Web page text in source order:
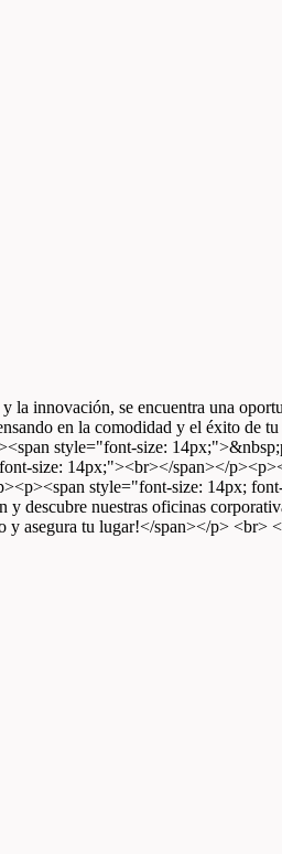
innovación, se encuentra una
en la comodidad y el éxito de tu
style="font-size:
size: 14px;"><br></span></
style="font-size: 14px;
nuestras oficinas
y asegura tu lugar!</span></p> <br>